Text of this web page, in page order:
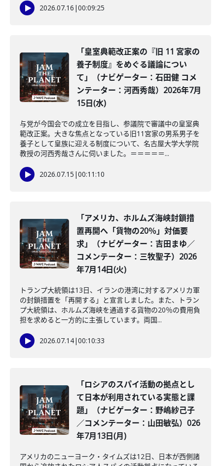
2026.07.16 |00:09:25
「皇室典範改正案の『旧 11 宮家の
養子制度』をめぐる議論につい
て」（ナビゲーター：石田健 コメ
ンテーター：河西秀哉）2026年7月
15日(水)
与党が今国会での成立を目指し、参議院で審議中の皇室典
範改正案。大きな焦点となっている旧11宮家の男系男子を
養子として皇族に迎える制度について、名古屋大学大学院
教授の河西秀哉さんに伺いました。＝＝＝＝＝...
2026.07.15 |00:11:10
「アメリカ、ホルムズ海峡封鎖措
置再開へ「貨物の20％」対価要
求」（ナビゲーター：吉田まゆ／
コメンテーター：三牧聖子）2026
年7月14日(火)
トランプ大統領は13日、イランの港湾に対するアメリカ軍
の封鎖措置を「再開する」と宣言しました。また、トラン
プ大統領は、ホルムズ海峡を通過する貨物の20％の費用負
担を求めると一方的に主張しています。両国...
2026.07.14|00:10:33
「ロシアのスパイ活動の拠点とし
て日本が利用されている実態と課
題」（ナビゲーター：野嶋紗己子
／コメンテーター：山田敏弘）026
年7月13日(月)
アメリカのニューヨーク・タイムズは12日、日本が西側諸